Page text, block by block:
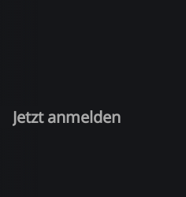
Jetzt anmelden